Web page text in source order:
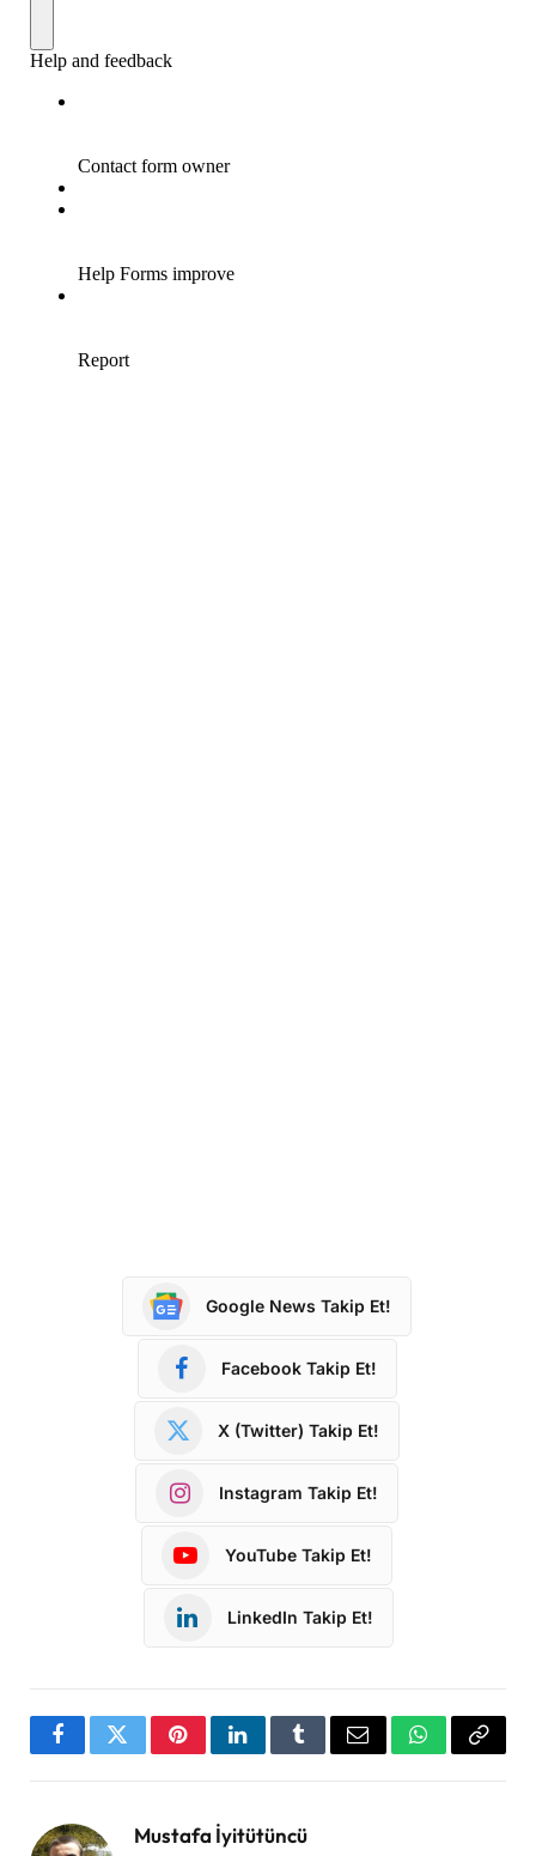
Google News Takip Et!
Facebook Takip Et!
X (Twitter) Takip Et!
Instagram Takip Et!
YouTube Takip Et!
LinkedIn Takip Et!
FacebookTwitterPinterestLinkedInTumblrEmail WhatsApp
Copy
Mustafa İyitütüncü